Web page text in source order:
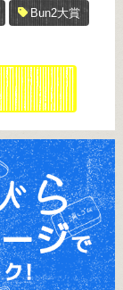
Bun2大賞